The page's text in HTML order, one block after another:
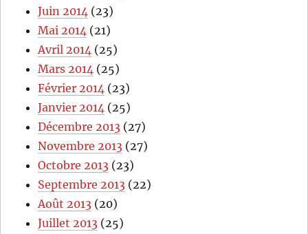
Juin 2014 (23)
Mai 2014 (21)
Avril 2014 (25)
Mars 2014 (25)
Février 2014 (23)
Janvier 2014 (25)
Décembre 2013 (27)
Novembre 2013 (27)
Octobre 2013 (23)
Septembre 2013 (22)
Août 2013 (20)
Juillet 2013 (25)